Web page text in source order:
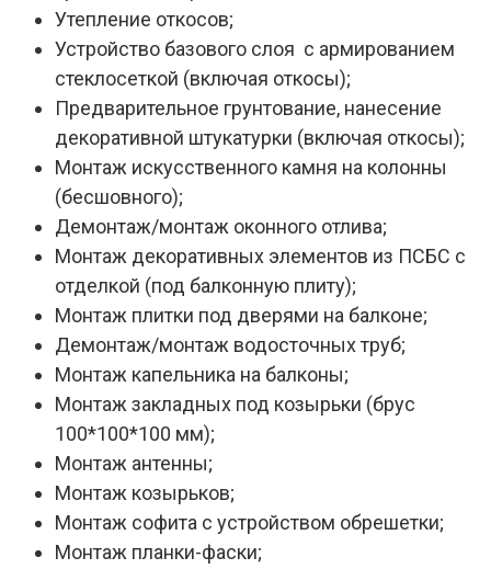
Утепление откосов;
Устройство базового слоя с армированием
стеклосеткой (включая откосы);
Предварительное грунтование, нанесение
декоративной штукатурки (включая откосы);
Монтаж искусственного камня на колонны
(бесшовного);
Демонтаж/монтаж оконного отлива;
Монтаж декоративных элементов из ПСБС с
отделкой (под балконную плиту);
Монтаж плитки под дверями на балконе;
Демонтаж/монтаж водосточных труб;
Монтаж капельника на балконы;
Монтаж закладных под козырьки (брус
100*100*100 мм);
Монтаж антенны;
Монтаж козырьков;
Монтаж софита с устройством обрешетки;
Монтаж планки-фаски;